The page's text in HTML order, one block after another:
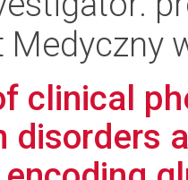
clinical
disorders